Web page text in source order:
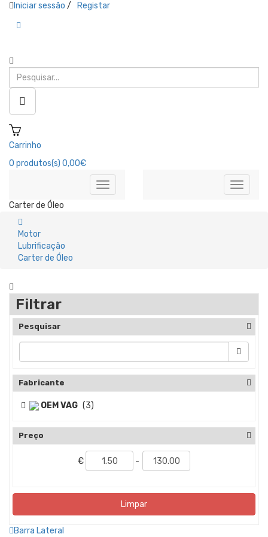
Iniciar sessão / Registar
Carrinho
0 produtos(s) 0,00€
Carter de Óleo
Motor
Lubrificação
Carter de Óleo
Filtrar
Pesquisar
Fabricante
OEM VAG (3)
Preço
€ -
Limpar
Barra Lateral